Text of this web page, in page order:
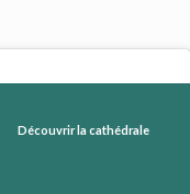
Découvrir la cathédrale